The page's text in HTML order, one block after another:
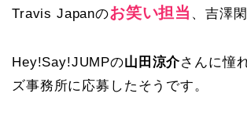
Travis Japanのお笑い担当 、吉澤
Hey!Say!JUMPの山田涼介さんに憧
ズ事務所に応募したそうです。